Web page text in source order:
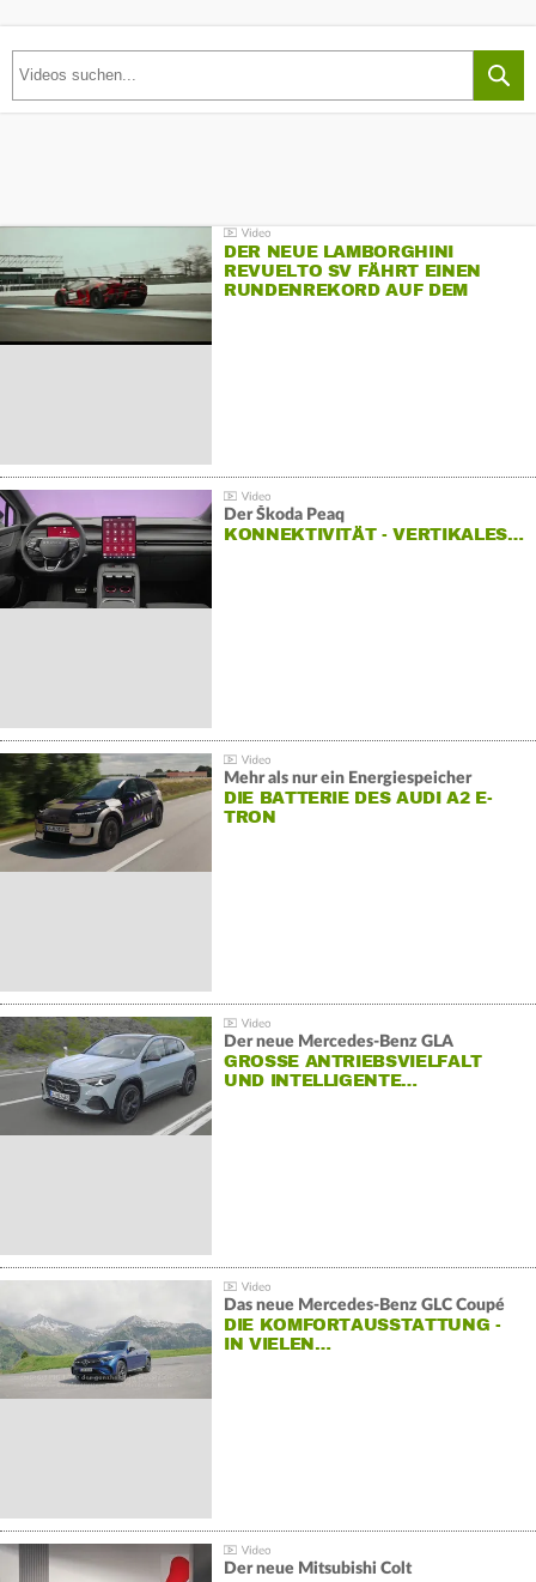
DER NEUE LAMBORGHINI
REVUELTO SV FÄHRT EINEN
RUNDENREKORD AUF DEM
Der Škoda Peaq
KONNEKTIVITÄT - VERTIKALES…
Mehr als nur ein Energiespeicher
DIE BATTERIE DES AUDI A2 E-
TRON
Der neue Mercedes-Benz GLA
GROSSE ANTRIEBSVIELFALT U
ND INTELLIGENTE…
Das neue Mercedes-Benz GLC Coupé
DIE KOMFORTAUSSTATTUNG -
IN VIELEN…
Der neue Mitsubishi Colt